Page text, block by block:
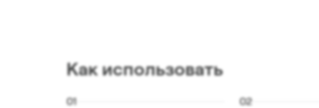
Как использовать
01 02